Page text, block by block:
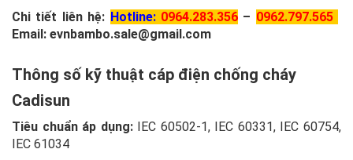
Chi tiết liên hệ: Hotline:0964.283.356– 0962.797.565
Email: evnbambo.sale@gmail.com
Thông số kỹ thuật cáp điện chống cháy
Cadisun
Tiêu chuẩn áp dụng:IEC 60502-1, IEC 60331, IEC 60754,
IEC 61034